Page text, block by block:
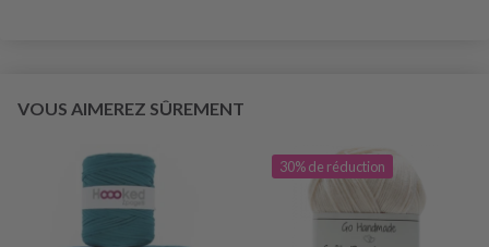
VOUS AIMEREZ SÛREMENT
30% de réduction